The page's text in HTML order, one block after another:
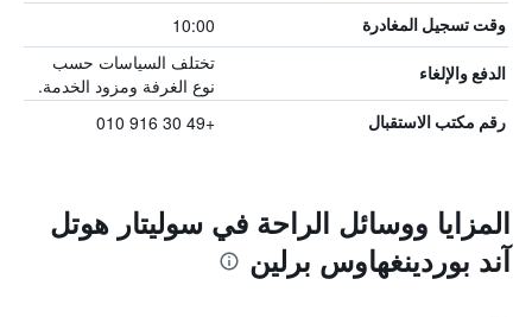
وقت تسجيل المغادرة 10:00
الدفع والإلغاء
تختلف السياسات حسب
نوع الغرفة ومزود الخدمة.
رقم مكتب الاستقبال +49 30 916 010
المزايا ووسائل الراحة في سوليتار هوتل
آند بوردينغهاوس برلين